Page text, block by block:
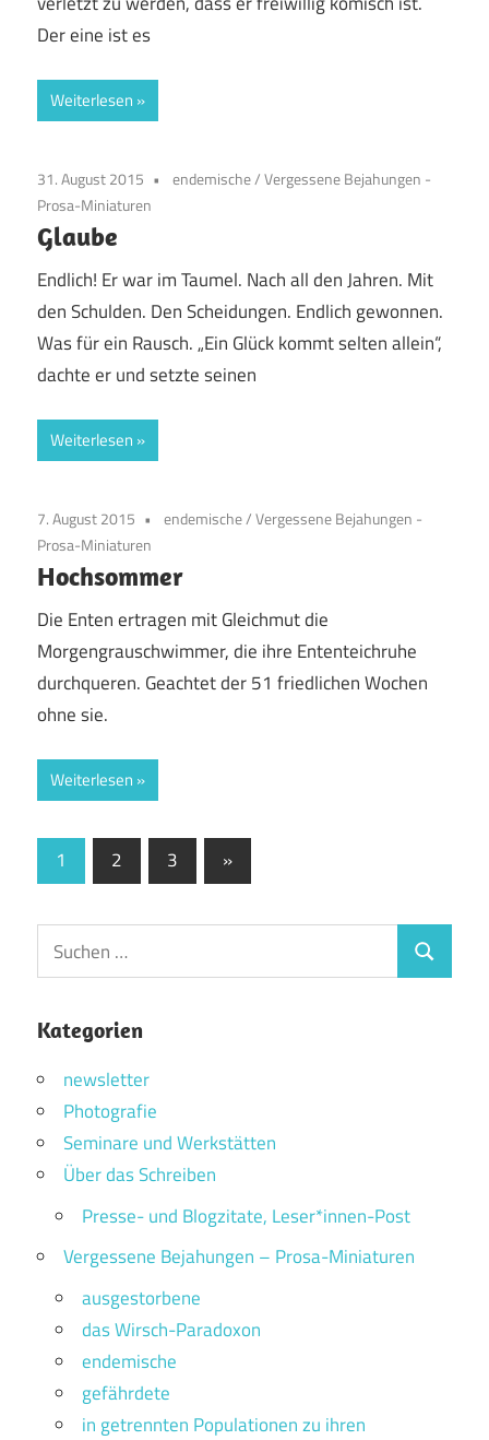
Der eine ist es
Weiterlesen
31. August 2015 endemische/Vergessene Bejahungen -
Prosa-Miniaturen
Glaube
Endlich! Er war im Taumel. Nach all den Jahren. Mit
den Schulden. Den Scheidungen. Endlich gewonnen.
Was für ein Rausch. „Ein Glück kommt selten allein“,
dachte er und setzte seinen
Weiterlesen
7. August 2015 endemische/Vergessene Bejahungen -
Prosa-Miniaturen
Hochsommer
Die Enten ertragen mit Gleichmut die
Morgengrauschwimmer, die ihre Ententeichruhe
durchqueren. Geachtet der 51 friedlichen Wochen
ohne sie.
Weiterlesen
Seitennummerierung
Beiträge
1 2 3
Nächste
Beiträge
»
Suchen
nach:
Suchen
Kategorien
newsletter
Photografie
Seminare und Werkstätten
Über das Schreiben
Presse- und Blogzitate, Leser*innen-Post
Vergessene Bejahungen – Prosa-Miniaturen
ausgestorbene
das Wirsch-Paradoxon
endemische
gefährdete
in getrennten Populationen zu ihren